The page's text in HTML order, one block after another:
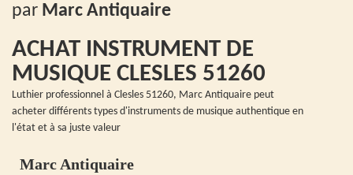
par Marc Antiquaire
ACHAT INSTRUMENT DE
MUSIQUE CLESLES 51260
Luthier professionnel à Clesles 51260, Marc Antiquaire peut
acheter différents types d'instruments de musique authentique en
l'état et à sa juste valeur
Marc Antiquaire